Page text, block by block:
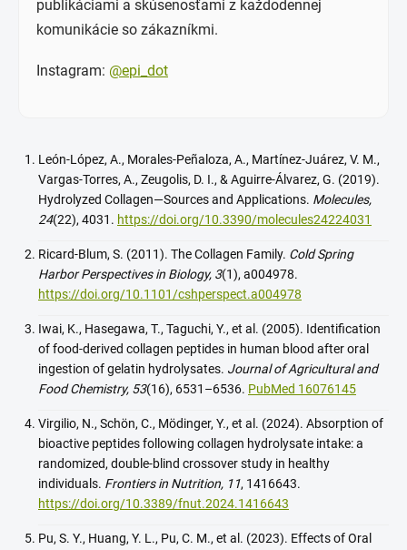
publikáciami a skúsenosťami z každodennej
komunikácie so zákazníkmi.
Instagram: @epi_dot
León-López, A., Morales-Peñaloza, A., Martínez-Juárez, V. M.,
Vargas-Torres, A., Zeugolis, D. I., & Aguirre-Álvarez, G. (2019).
Hydrolyzed Collagen—Sources and Applications. Molecules,
24(22), 4031. https://doi.org/10.3390/molecules24224031
Ricard-Blum, S. (2011). The Collagen Family. Cold Spring
Harbor Perspectives in Biology, 3(1), a004978.
https://doi.org/10.1101/cshperspect.a004978
Iwai, K., Hasegawa, T., Taguchi, Y., et al. (2005). Identification
of food-derived collagen peptides in human blood after oral
ingestion of gelatin hydrolysates. Journal of Agricultural and
Food Chemistry, 53(16), 6531–6536. PubMed 16076145
Virgilio, N., Schön, C., Mödinger, Y., et al. (2024). Absorption of
bioactive peptides following collagen hydrolysate intake: a
randomized, double-blind crossover study in healthy
individuals. Frontiers in Nutrition, 11, 1416643.
https://doi.org/10.3389/fnut.2024.1416643
Pu, S. Y., Huang, Y. L., Pu, C. M., et al. (2023). Effects of Oral